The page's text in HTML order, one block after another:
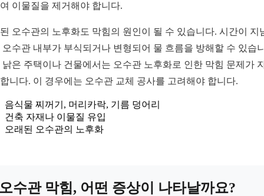
이물질을 제거해야 합니다.
오수관의 노후화도 막힘의 원인이 될 수 있습니다. 시간이 지
오수관 내부가 부식되거나 변형되어 물 흐름을 방해할 수 있습
낡은 주택이나 건물에서는 오수관 노후화로 인한 막힘 문제가
니다. 이 경우에는 오수관 교체 공사를 고려해야 합니다.
음식물 찌꺼기, 머리카락, 기름 덩어리
건축 자재나 이물질 유입
오래된 오수관의 노후화
수관 막힘, 어떤 증상이 나타날까요?